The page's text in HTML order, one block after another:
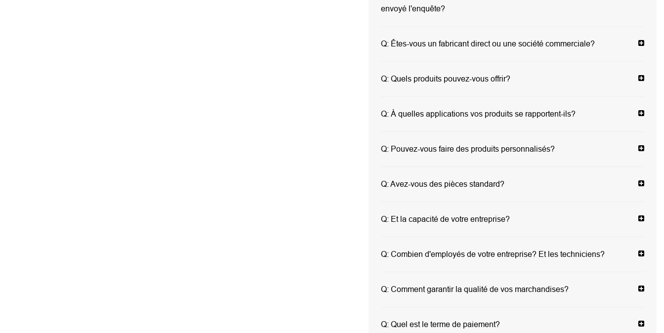
envoyé l'enquête?
Q: Êtes-vous un fabricant direct ou une société commerciale?
Q: Quels produits pouvez-vous offrir?
Q: À quelles applications vos produits se rapportent-ils?
Q: Pouvez-vous faire des produits personnalisés?
Q: Avez-vous des pièces standard?
Q: Et la capacité de votre entreprise?
Q: Combien d'employés de votre entreprise? Et les techniciens?
Q: Comment garantir la qualité de vos marchandises?
Q: Quel est le terme de paiement?